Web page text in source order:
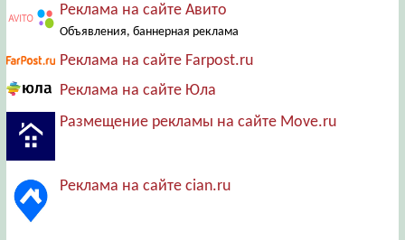
Реклама на сайте Авито
Объявления, баннерная реклама
Реклама на сайте Farpost.ru
Реклама на сайте Юла
Размещение рекламы на сайте Move.ru
Реклама на сайте cian.ru